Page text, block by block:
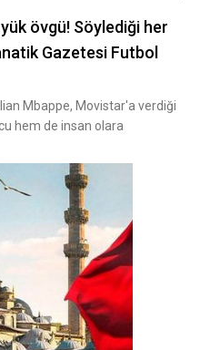
övgü! Söylediği her
Gazetesi Futbol
Mbappe, Movistar'a verdiği
hem de insan olara